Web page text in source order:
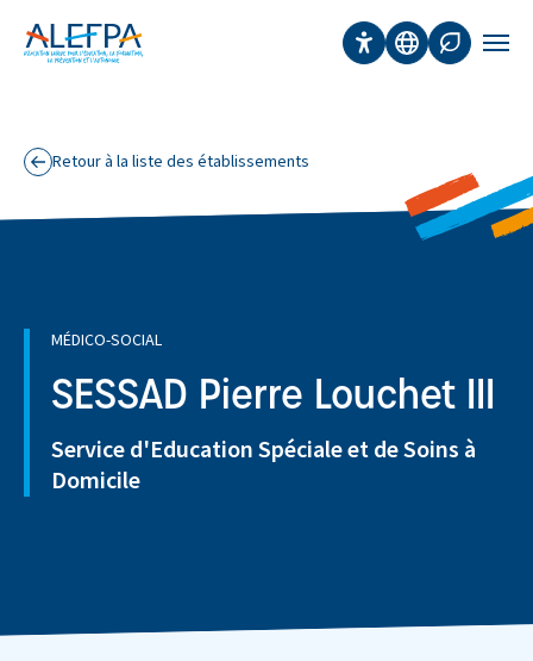
Aller au contenu principal
Accessibilité
Traduction
Affichage
Retour à la liste des établissements
MÉDICO-SOCIAL
SESSAD Pierre Louchet III
Service d'Education Spéciale et de Soins à
Domicile